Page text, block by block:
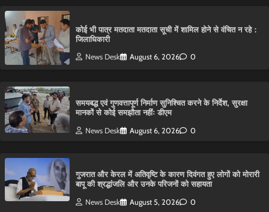
कोई भी पात्र मतदाता मतदाता सूची में शामिल होने से वंचित न रहे :
जिलाधिकारी
News Desk August 6, 2026 0
समयबद्ध एवं गुणवत्तापूर्ण निर्माण सुनिश्चित करने के निर्देश, सुरक्षा
मानकों से कोई समझौता नहींः डीएम
News Desk August 6, 2026 0
गुजरात और केरल में अतिवृष्टि के कारण दिवंगत हुए लोगों को मोरारी
बापू की श्रद्धांजलि और उनके परिजनों को सहायता
News Desk August 5, 2026 0